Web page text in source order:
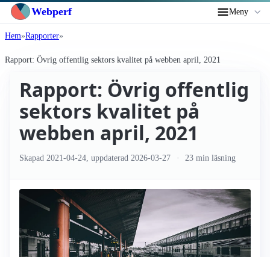
Webperf Meny
Hem Rapporter
Rapport: Övrig offentlig sektors kvalitet på webben april, 2021
Rapport: Övrig offentlig
sektors kvalitet på
webben april, 2021
Skapad 2021-04-24 , uppdaterad 2026-03-27 23 min läsning